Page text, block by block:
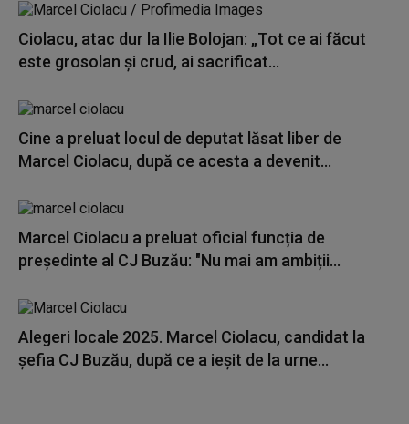
Ciolacu, atac dur la Ilie Bolojan: „Tot ce ai făcut
este grosolan şi crud, ai sacrificat...
Cine a preluat locul de deputat lăsat liber de
Marcel Ciolacu, după ce acesta a devenit...
Marcel Ciolacu a preluat oficial funcția de
președinte al CJ Buzău: "Nu mai am ambiții...
Alegeri locale 2025. Marcel Ciolacu, candidat la
șefia CJ Buzău, după ce a ieșit de la urne...